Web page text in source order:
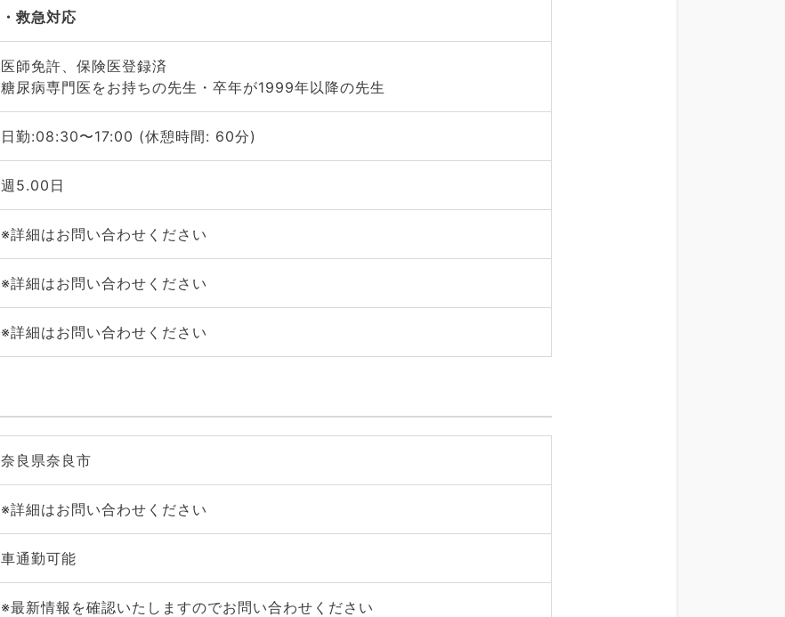
救急対応
医師免許、保険医登録済
糖尿病専門医をお持ちの先生・卒年が1999年以降の先生
日勤:08:30〜17:00 (休憩時間: 60分)
週5.00日
※詳細はお問い合わせください
※詳細はお問い合わせください
※詳細はお問い合わせください
奈良県奈良市
※詳細はお問い合わせください
車通勤可能
※最新情報を確認いたしますのでお問い合わせください